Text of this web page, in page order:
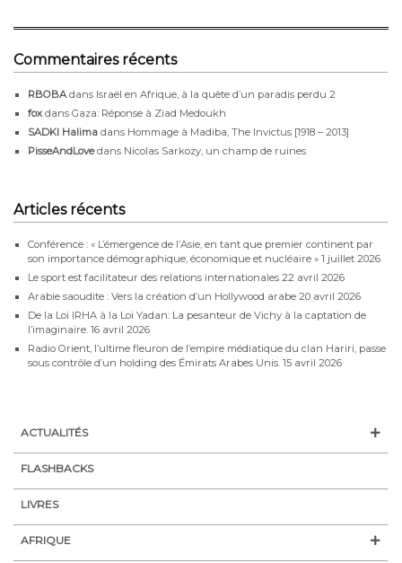
Commentaires récents
RBOBA dans Israël en Afrique, à la quête d’un paradis perdu 2
fox dans Gaza: Réponse à Ziad Medoukh
SADKI Halima dans Hommage à Madiba, The Invictus [1918 – 2013]
PisseAndLovedans Nicolas Sarkozy, un champ de ruines
Articles récents
Conférence : « L’émergence de l’Asie, en tant que premier continent par
son importance démographique, économique et nucléaire » 1 juillet 2026
Le sport est facilitateur des relations internationales 22 avril 2026
Arabie saoudite : Vers la création d’un Hollywood arabe 20 avril 2026
De la Loi IRHA à la Loi Yadan: La pesanteur de Vichy à la captation de
l’imaginaire. 16 avril 2026
Radio Orient, l’ultime fleuron de l’empire médiatique du clan Hariri, passe
sous contrôle d’un holding des Émirats Arabes Unis. 15 avril 2026
ACTUALITÉS
FLASHBACKS
LIVRES
AFRIQUE